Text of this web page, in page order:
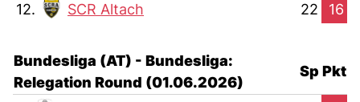
12.
SCR Altach 22 16
Bundesliga (AT) - Bundesliga:
Relegation Round (01.06.2026)
Sp Pkt